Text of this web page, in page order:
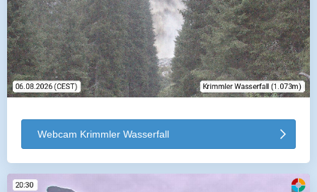
Webcam Krimmler Wasserfall